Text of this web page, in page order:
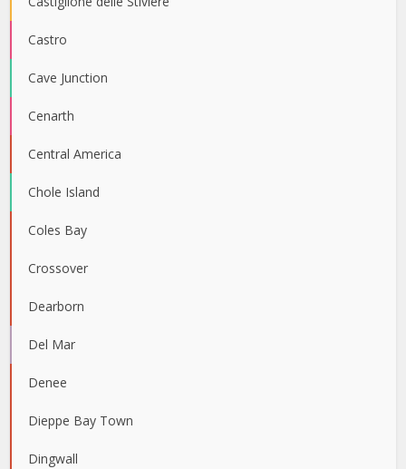
Castro
Cave Junction
Cenarth
Central America
Chole Island
Coles Bay
Crossover
Dearborn
Del Mar
Denee
Dieppe Bay Town
Dingwall